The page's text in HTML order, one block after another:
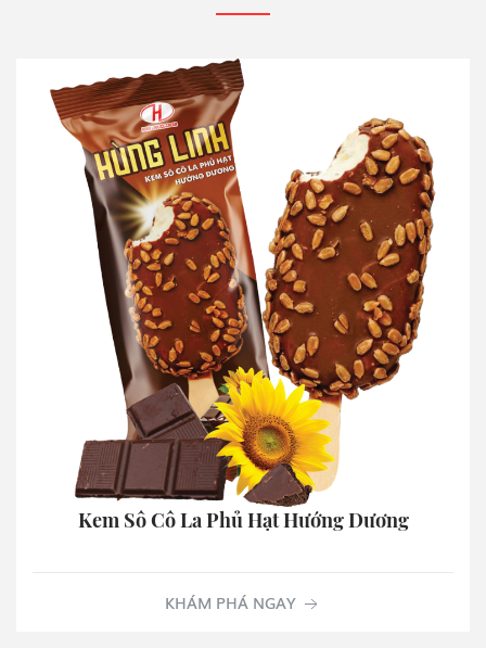
Kem Sô Cô La Phủ Hạt Hướng Dương
KHÁM PHÁ NGAY